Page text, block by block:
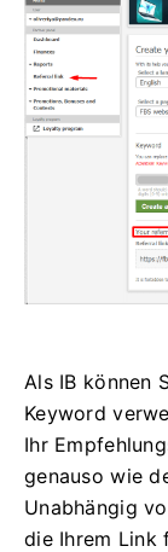
Als IB können
Keyword
Ihr
genauso wie
Unabhängig
die Ihrem Link